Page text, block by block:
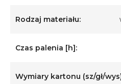
Rodzaj materiału:
Czas palenia [h]:
Wymiary kartonu (sz/gł/